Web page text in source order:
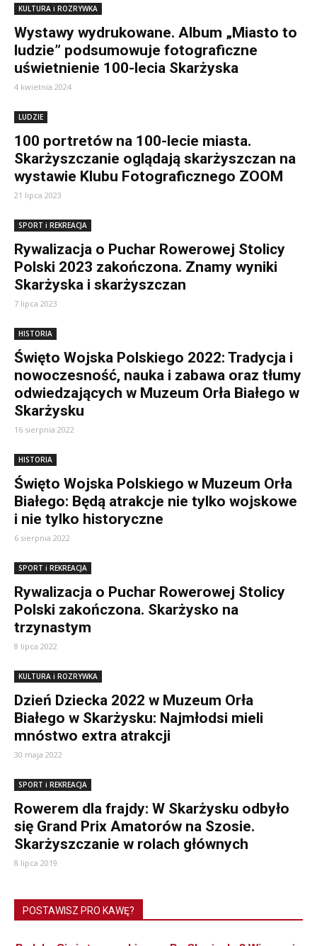
KULTURA i ROZRYWKA
Wystawy wydrukowane. Album „Miasto to
ludzie” podsumowuje fotograficzne
uświetnienie 100-lecia Skarżyska
4 kwietnia 2024
LUDZIE
100 portretów na 100-lecie miasta.
Skarżyszczanie oglądają skarżyszczan na
wystawie Klubu Fotograficznego ZOOM
21 lipca 2023
SPORT i REKREACJA
Rywalizacja o Puchar Rowerowej Stolicy
Polski 2023 zakończona. Znamy wyniki
Skarżyska i skarżyszczan
7 lipca 2023
HISTORIA
Święto Wojska Polskiego 2022: Tradycja i
nowoczesność, nauka i zabawa oraz tłumy
odwiedzających w Muzeum Orła Białego w
Skarżysku
16 sierpnia 2022
HISTORIA
Święto Wojska Polskiego w Muzeum Orła
Białego: Będą atrakcje nie tylko wojskowe
i nie tylko historyczne
6 sierpnia 2022
SPORT i REKREACJA
Rywalizacja o Puchar Rowerowej Stolicy
Polski zakończona. Skarżysko na
trzynastym
8 lipca 2022
KULTURA i ROZRYWKA
Dzień Dziecka 2022 w Muzeum Orła
Białego w Skarżysku: Najmłodsi mieli
mnóstwo extra atrakcji
30 maja 2022
SPORT i REKREACJA
Rowerem dla frajdy: W Skarżysku odbyło
się Grand Prix Amatorów na Szosie.
Skarżyszczanie w rolach głównych
8 lipca 2019
POSTAWISZ PRO KAWĘ?